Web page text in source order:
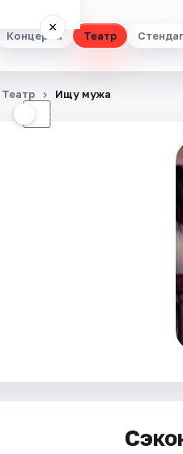
Концерты Театр
×
☾
Театр Ищу мужа